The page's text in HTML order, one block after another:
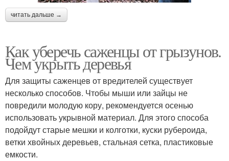
читать дальше →
Как уберечь саженцы от грызунов.
Чем укрыть деревья
Для защиты саженцев от вредителей существует
несколько способов. Чтобы мыши или зайцы не
повредили молодую кору, рекомендуется осенью
использовать укрывной материал. Для этого способа
подойдут старые мешки и колготки, куски рубероида,
ветки хвойных деревьев, стальная сетка, пластиковые
емкости.